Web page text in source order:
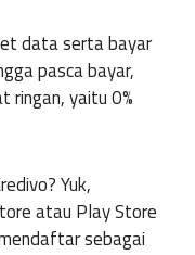
data serta bayar
pasca bayar,
ringan, yaitu 0%
Yuk,
atau Play Store
sebagai